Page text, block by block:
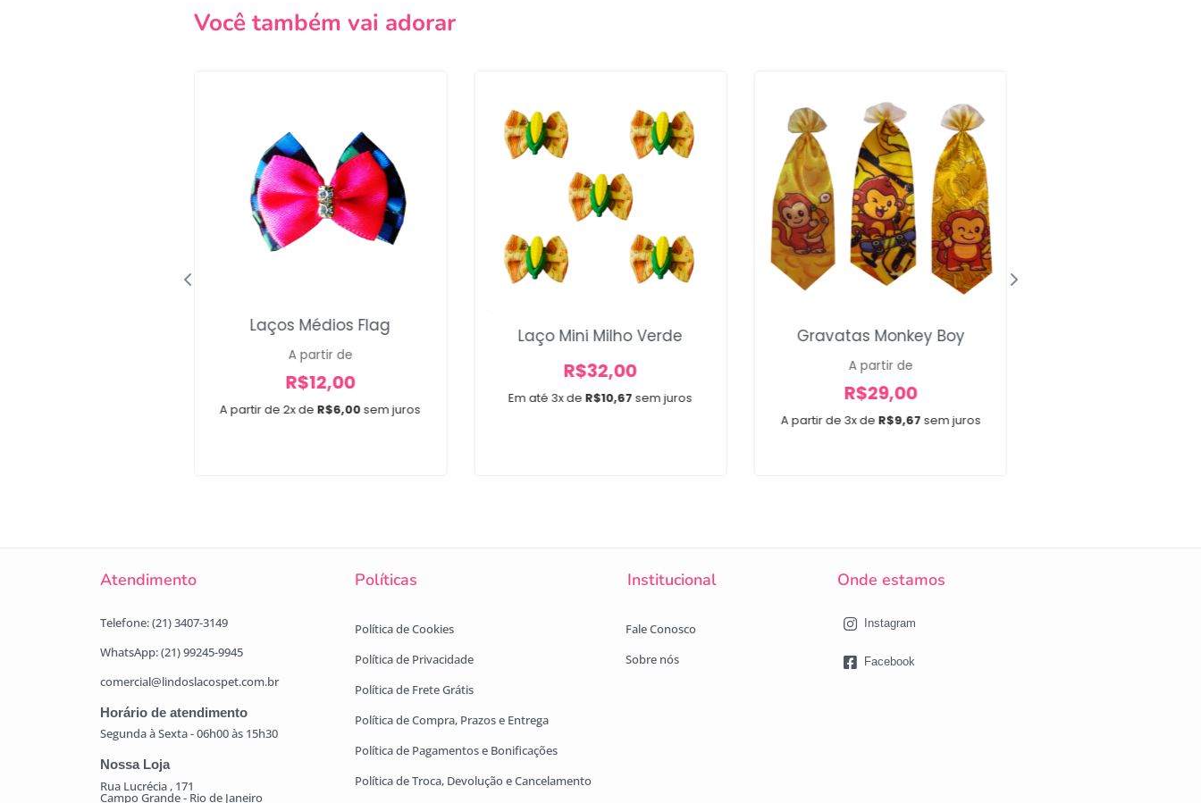
Você também vai adorar
A partir de 2x de R$6,00sem juros
Laços Médios Flag
A partir de
R$12,00
Em até 3x de R$10,67 sem juros
Laço Mini Milho Verde
R$32,00
A partir de 3x de R$9,67 sem juros
Gravatas Monkey Boy
A partir de
R$29,00
Atendimento Políticas Institucional Onde estamos
Telefone: (21) 3407-3149
WhatsApp: (21) 99245-9945
comercial@lindoslacospet.com.br
Horário de atendimento
Segunda à Sexta - 06h00 às 15h30
Nossa Loja
Rua Lucrécia , 171
Campo Grande - Rio de Janeiro
Política de Cookies
Política de Privacidade
Política de Frete Grátis
Política de Compra, Prazos e Entrega
Política de Pagamentos e Bonificações
Política de Troca, Devolução e Cancelamento
Fale Conosco
Sobre nós
Instagram
Facebook